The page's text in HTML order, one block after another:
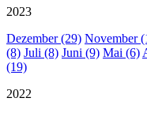
2023
Dezember (29) November
(8) Juli (8) Juni (9) Mai (6)
(19)
2022